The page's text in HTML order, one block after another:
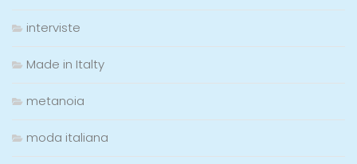
interviste
Made in Italty
metanoia
moda italiana